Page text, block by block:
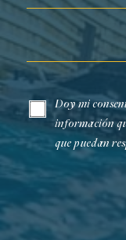
Correo
Doy mi
información
que puedan